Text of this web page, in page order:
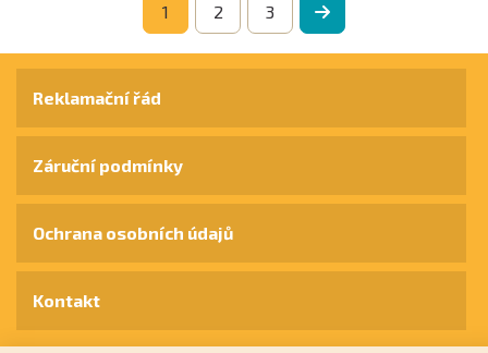
1 2 3
Reklamační řád
Záruční podmínky
Ochrana osobních údajů
Kontakt